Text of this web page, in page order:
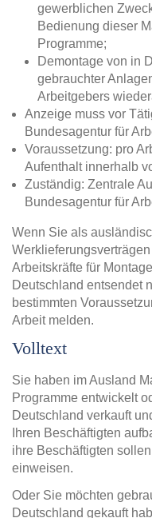
gewerblichen
Bedienung dieser
Programme;
Demontage von in
gebrauchter
Arbeitgebers
Anzeige muss vor
Bundesagentur für
Voraussetzung: pro
Aufenthalt innerhalb
Zuständig: Zentrale
Bundesagentur für
Wenn Sie als
Arbeitskräfte für
Deutschland entsendet
bestimmten
Arbeit melden.
Volltext
Sie haben im Ausland
Programme entwickelt
Deutschland verkauft
Ihren Beschäftigten
ihre Beschäftigten
einweisen.
Oder Sie möchten
Deutschland gekauft